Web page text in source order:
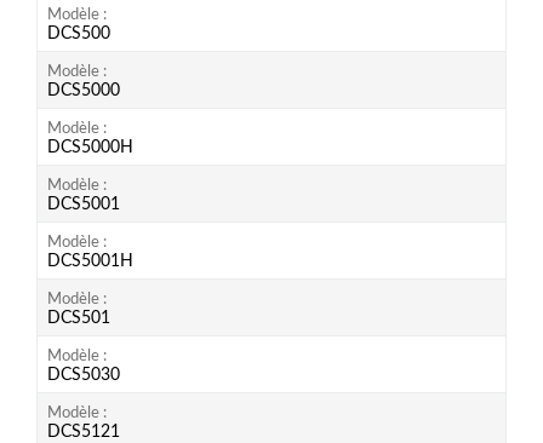
Modèle
DCS500
Modèle
DCS5000
Modèle
DCS5000H
Modèle
DCS5001
Modèle
DCS5001H
Modèle
DCS501
Modèle
DCS5030
Modèle
DCS5121